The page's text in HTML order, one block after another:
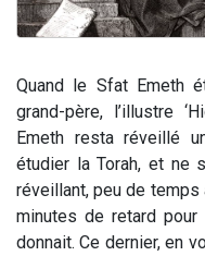
Quand le Sfat Emeth
grand-père, l’illustre
Emeth resta réveillé
étudier la Torah, et ne
réveillant, peu de temps
minutes de retard pour
donnait. Ce dernier, en